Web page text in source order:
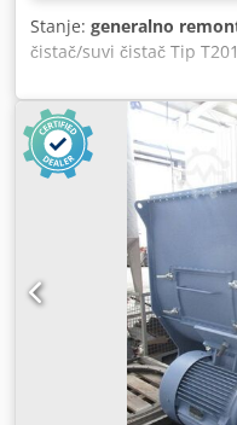
Stanje: generalno
čistač/suvi čistač Tip
zavisnosti od potrebnog
Sušenje i čišćenje tvrdih
protok) i folija (1,2-1,6 t/
2300 mm Dsdozrtl Ispfx
sita: okrugle rupe od 2,5